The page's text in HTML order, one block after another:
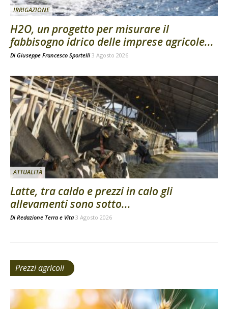
IRRIGAZIONE
H2O, un progetto per misurare il
fabbisogno idrico delle imprese agricole...
Di Giuseppe Francesco Sportelli 3 Agosto 2026
ATTUALITÀ
Latte, tra caldo e prezzi in calo gli
allevamenti sono sotto...
Di Redazione Terra e Vita 3 Agosto 2026
Prezzi agricoli